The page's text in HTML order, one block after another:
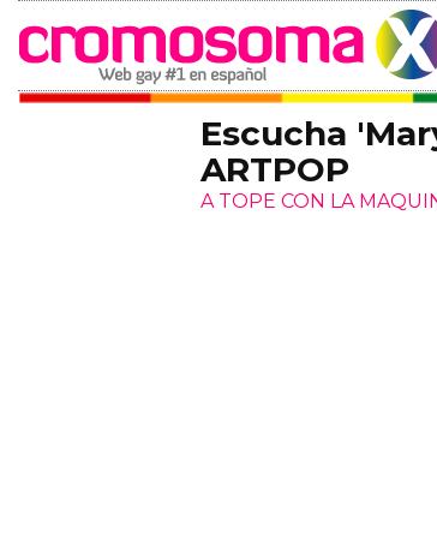
Escucha
ARTPOP
A TOPE CON LA